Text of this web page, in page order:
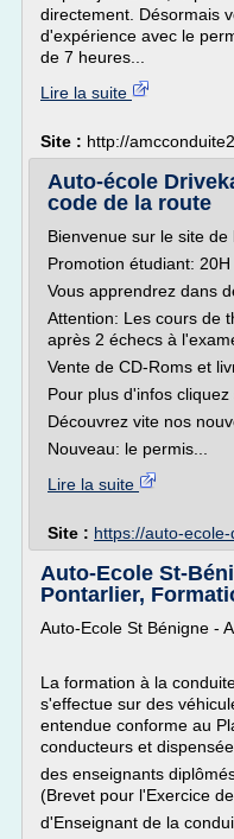
directement. Désormais
d'expérience avec le
de 7 heures...
Lire la suite
Site : http://
Auto-école
code de la route
Bienvenue sur le site
Promotion étudiant:
Vous apprendrez dans
Attention: Les cours de
après 2 échecs à
Vente de CD-Roms et
Pour plus d'infos
Découvrez vite nos
Nouveau: le permis...
Lire la suite
Site : https://auto-
Auto-Ecole St-
Pontarlier,
Auto-Ecole St Bénigne -
La formation à la
s'effectue sur des
entendue conforme au
conducteurs et
des enseignants
(Brevet pour l'Exercice
d'Enseignant de la